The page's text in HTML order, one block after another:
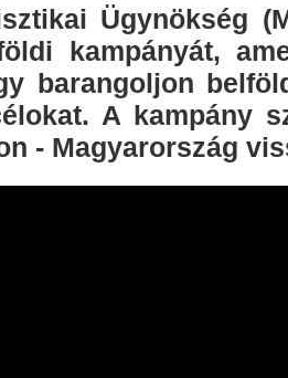
Ügynökség
kampányát,
barangoljon
A kampány
- Magyarország